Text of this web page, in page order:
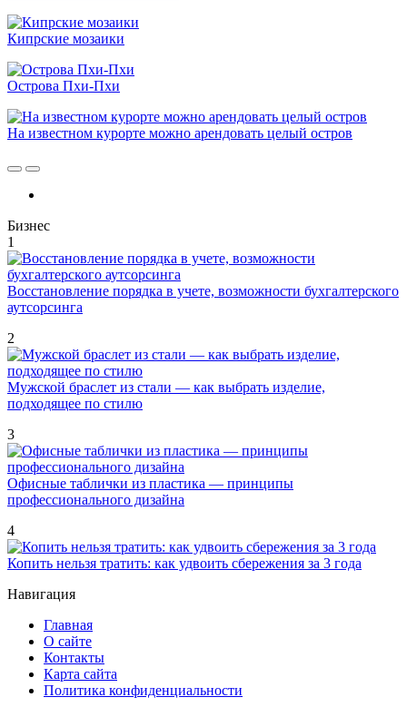
Кипрские мозаики
Острова Пхи-Пхи
На известном курорте можно арендовать целый остров
Бизнес
1
Восстановление порядка в учете, возможности бухгалтерского
аутсорсинга
2
Мужской браслет из стали — как выбрать изделие,
подходящее по стилю
3
Офисные таблички из пластика — принципы
профессионального дизайна
4
Копить нельзя тратить: как удвоить сбережения за 3 года
Навигация
Главная
О сайте
Контакты
Карта сайта
Политика конфиденциальности